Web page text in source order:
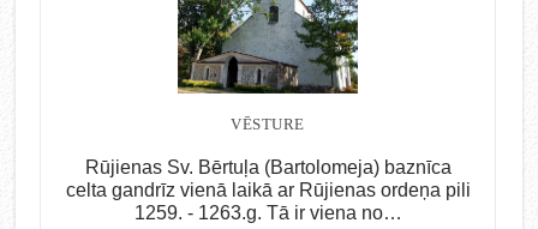
VĒSTURE
Rūjienas Sv. Bērtuļa (Bartolomeja) baznīca
celta gandrīz vienā laikā ar Rūjienas ordeņa pili
1259. - 1263.g. Tā ir viena no…